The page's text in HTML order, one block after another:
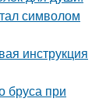
символом
инструкция
бруса при